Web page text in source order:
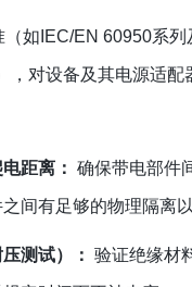
如IEC/EN 60950系列
，对设备及其电源适配
距离： 确保带电部件
间有足够的物理隔离
测试）： 验证绝缘材